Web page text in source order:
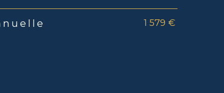
1 579 €